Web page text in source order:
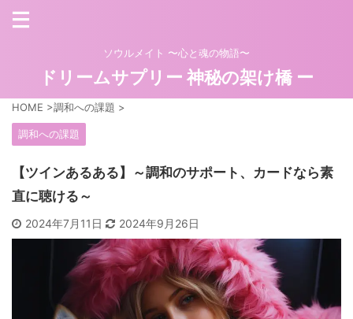
ソウルメイト 〜心と魂の物語〜
ドリームサプリー 神秘の架け橋 ー
HOME >調和への課題 >
調和への課題
【ツインあるある】～調和のサポート、カードなら素
直に聴ける～
2024年7月11日 2024年9月26日